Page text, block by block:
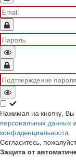
Нажимая на кнопку, Вы
персональных данных
конфиденциальности.
Согласитесь,
Защита от